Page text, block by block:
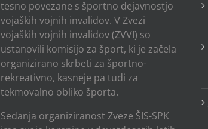
tesno povezane s športno dejavnostjo
vojaških vojnih invalidov. V Zvezi
vojaških vojnih invalidov (ZVVI) so
ustanovili komisijo za šport, ki je začela
organizirano skrbeti za športno-
rekreativno, kasneje pa tudi za
tekmovalno obliko športa.
Sedanja organiziranost Zveze ŠIS-SPK